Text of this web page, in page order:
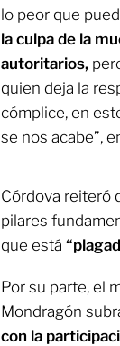
lo peor que
la culpa de la
autoritarios,
quien deja la
cómplice, en
se nos acabe”,
Córdova reiteró
pilares
que está
Por su parte, el
Mondragón
con la